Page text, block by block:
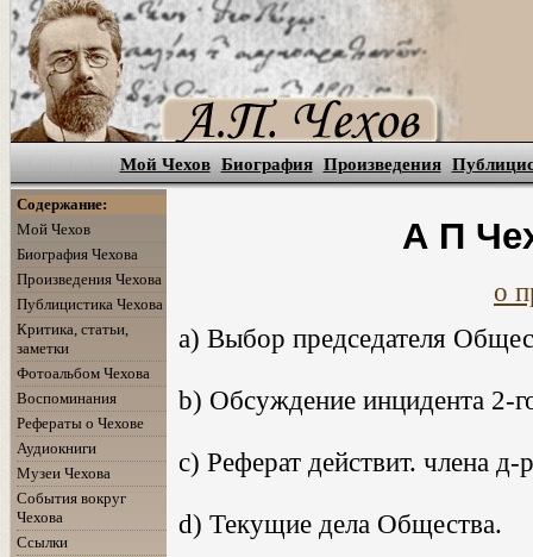
Мой Чехов Биография Произведения
Содержание:
Мой Чехов
Биография Чехова
Произведения Чехова
Публицистика Чехова
Критика, статьи,
заметки
Фотоальбом Чехова
Воспоминания
Рефераты о Чехове
Аудиокниги
Музеи Чехова
События вокруг
Чехова
Ссылки
А П
о
a) Выбор председателя
b) Обсуждение инцидента 2-
c) Реферат действит. члена
d) Текущие дела Общества.